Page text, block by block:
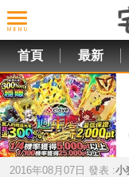
首頁 最新
2016年08月07日 發表 :小